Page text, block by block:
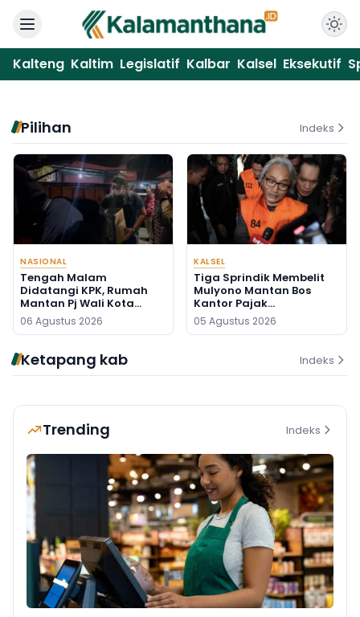
Kalteng Kaltim Legislatif Kalbar Kalsel Eksekutif
Pilihan Indeks
NASIONAL
Tengah Malam
Didatangi KPK, Rumah
Mantan Pj Wali Kota
Digeledah, Empat Koper
Dibawa
06 Agustus 2026
KALSEL
Tiga Sprindik Membelit
Mulyono Mantan Bos
Kantor Pajak
Banjarmasin
05 Agustus 2026
Ketapang kab Indeks
Trending Indeks